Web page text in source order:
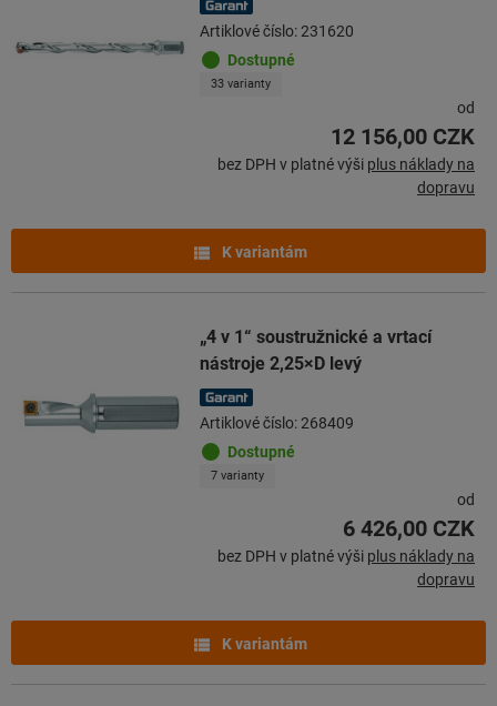
Artiklové číslo: 231620
Dostupné
33 varianty
od
12 156,00 CZK
bez DPH v platné výši plus náklady na
dopravu
K variantám
„4 v 1“ soustružnické a vrtací
nástroje 2,25×D levý
Artiklové číslo: 268409
Dostupné
7 varianty
od
6 426,00 CZK
bez DPH v platné výši plus náklady na
dopravu
K variantám